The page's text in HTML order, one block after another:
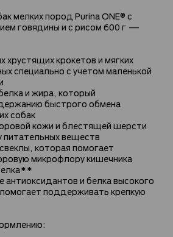
мелких пород Purina ONE® с
говядины и с рисом 600 г —
хрустящих крокетов и мягких
специально с учетом маленькой
и жира, который
быстрого обмена
собак
кожи и блестящей шерсти
питательных веществ
которая помогает
микрофлору кишечника
антиоксидантов и белка высокого
поддерживать крепкую